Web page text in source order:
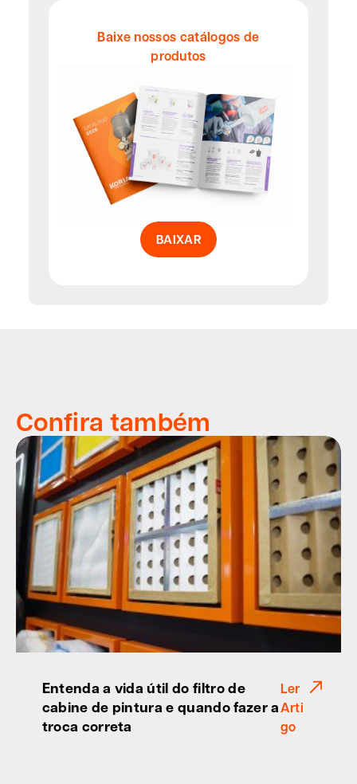
Baixe nossos catálogos de
produtos
BAIXAR
Confira também
Entenda a vida útil do filtro de
cabine de pintura e quando fazer a
troca correta
Ler
Arti
go